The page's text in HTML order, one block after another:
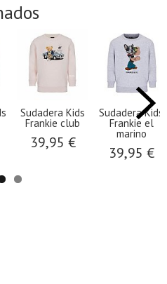
Sudadera Kids
Frankie club
39,95 €
Sudadera Kids
Frankie el
marino
39,95 €